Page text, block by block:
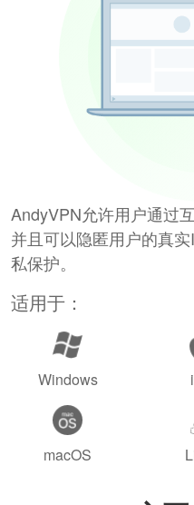
AndyVPN允许用户通过
并且可以隐匿用户的真
私保护。
适用于：
Windows
macOS